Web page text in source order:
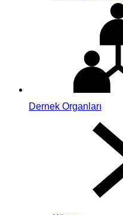
Dernek Organları